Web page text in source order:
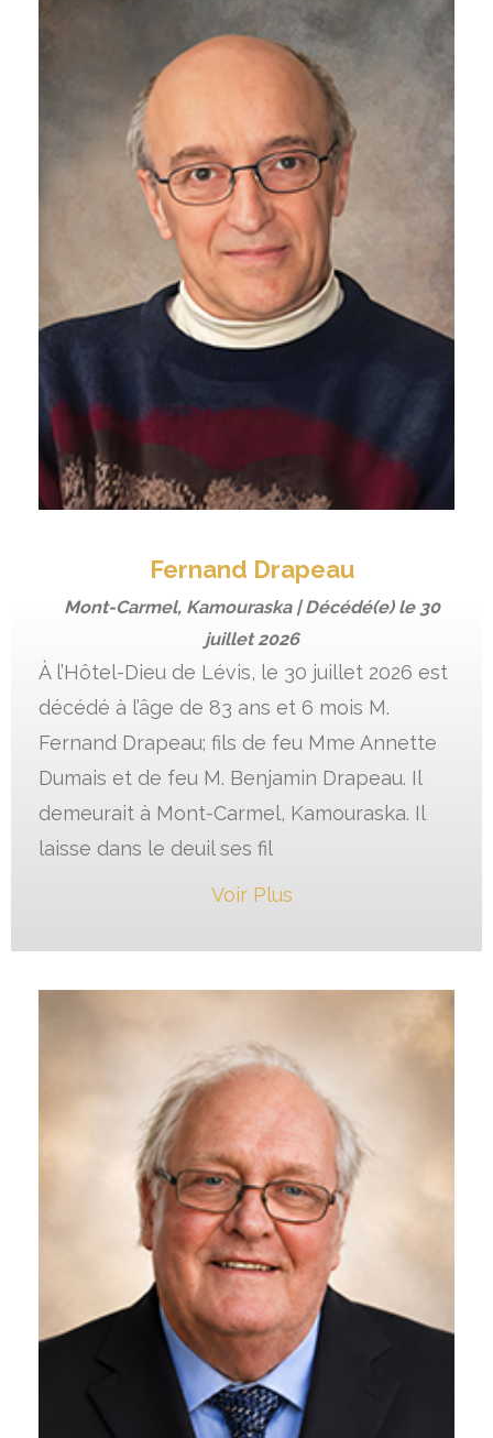
Fernand Drapeau
Mont-Carmel, Kamouraska | Décédé(e) le 30
juillet 2026
À l’Hôtel-Dieu de Lévis, le 30 juillet 2026 est
décédé à l’âge de 83 ans et 6 mois M.
Fernand Drapeau; fils de feu Mme Annette
Dumais et de feu M. Benjamin Drapeau. Il
demeurait à Mont-Carmel, Kamouraska. Il
laisse dans le deuil ses fil
Voir Plus